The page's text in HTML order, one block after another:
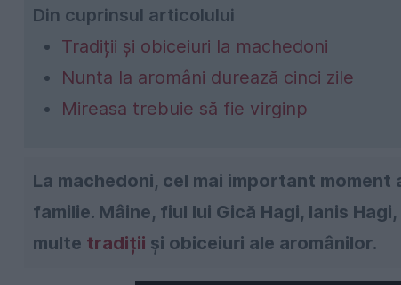
Din cuprinsul articolului
Tradiții și obiceiuri la machedoni
Nunta la aromâni durează cinci zile
Mireasa trebuie să fie virginp
La machedoni, cel mai important
familie. Mâine, fiul lui Gică Hagi, Ianis
multe tradiții și obiceiuri ale aromânilor.